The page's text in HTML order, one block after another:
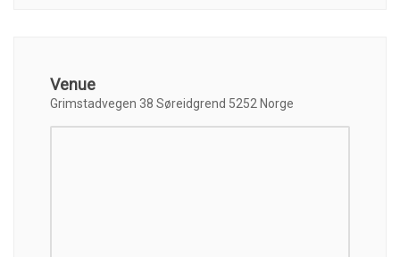
Venue
Grimstadvegen 38 Søreidgrend 5252 Norge